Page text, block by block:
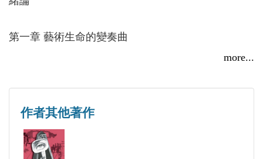
第一章 藝術生命的變奏曲
第三節 《大玻璃》──揮別傳統
第四節 《噴泉》的震撼──現成物觀念的引進
第二章 作品的特質
more...
作者其他著作